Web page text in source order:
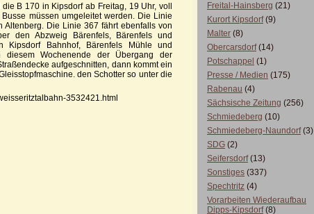
B 170 in Kipsdorf ab Freitag, 19 Uhr, voll
müssen umgeleitet werden. Die Linie
Die Linie 367 fährt ebenfalls von
den Abzweig Bärenfels, Bärenfels und
Kipsdorf Bahnhof, Bärenfels Mühle und
Wochenende der Übergang der
aufgeschnitten, dann kommt ein
den Schotter so unter die
3532421.html
Freital-Hainsberg (21)
Kurort Kipsdorf(9)
Malter (8)
Obercarsdorf(14)
Potschappel (1)
Presse / Medien (175)
Rabenau (4)
Sächsische Zeitung (256)
Schmiedeberg (10)
Schmiedeberg-Naundorf(3)
SDG (2)
Seifersdorf(13)
Sonstiges (337)
Spechtritz (4)
Vorarbeiten Wiederaufbau
Dipps-Kipsdorf(8)